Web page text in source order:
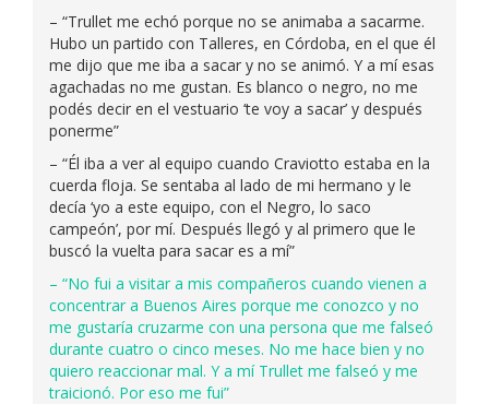
– “Trullet me echó porque no se animaba a sacarme.
Hubo un partido con Talleres, en Córdoba, en el que él
me dijo que me iba a sacar y no se animó. Y a mí esas
agachadas no me gustan. Es blanco o negro, no me
podés decir en el vestuario ‘te voy a sacar’ y después
ponerme”
– “Él iba a ver al equipo cuando Craviotto estaba en la
cuerda floja. Se sentaba al lado de mi hermano y le
decía ‘yo a este equipo, con el Negro, lo saco
campeón’, por mí. Después llegó y al primero que le
buscó la vuelta para sacar es a mí”
– “No fui a visitar a mis compañeros cuando vienen a
concentrar a Buenos Aires porque me conozco y no
me gustaría cruzarme con una persona que me falseó
durante cuatro o cinco meses. No me hace bien y no
quiero reaccionar mal. Y a mí Trullet me falseó y me
traicionó. Por eso me fui”